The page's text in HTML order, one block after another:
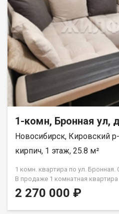
проживает. При звонке,
варианта - JV010541108997.
1-комн, Бронная ул,
Новосибирск, Кировский
кирпич, 1 этаж, 25.8 м²
1 комн. квартира по ул.
В продаже 1 комнатная
(комната). Квартира находится в
малонаселенном кирпичном
2 270 000 ₽